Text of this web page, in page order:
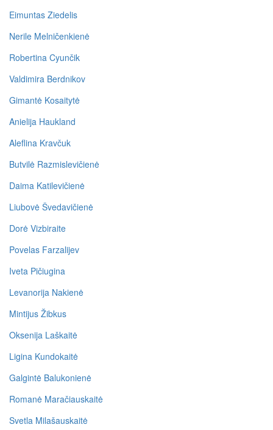
Eimuntas Ziedelis
Nerile Melničenkienė
Robertina Cyunčik
Valdimira Berdnikov
Gimantė Kosaitytė
Anielija Haukland
Aleflina Kravčuk
Butvilė Razmislevičienė
Daima Katilevičienė
Liubovė Švedavičienė
Dorė Vizbiraite
Povelas Farzalijev
Iveta Pičiugina
Levanorija Nakienė
Mintijus Žibkus
Oksenija Laškaitė
Ligina Kundokaitė
Galgintė Balukonienė
Romanė Maračiauskaitė
Svetla Milašauskaitė